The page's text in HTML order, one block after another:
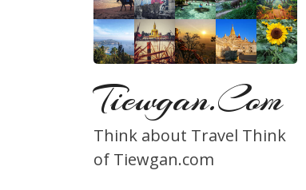
Tiewgan.com
Think about Travel Think
of Tiewgan.com